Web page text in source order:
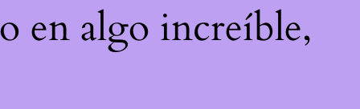
en algo increíble,